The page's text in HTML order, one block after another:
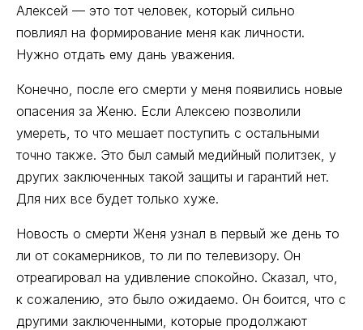
Алексей — это тот человек, который сильно
повлиял на формирование меня как личности.
Нужно отдать ему дань уважения.
Конечно, после его смерти у меня появились новые
опасения за Женю. Если Алексею позволили
умереть, то что мешает поступить с остальными
точно также. Это был самый медийный политзек, у
других заключенных такой защиты и гарантий нет.
Для них все будет только хуже.
Новость о смерти Женя узнал в первый же день то
ли от сокамерников, то ли по телевизору. Он
отреагировал на удивление спокойно. Сказал, что,
к сожалению, это было ожидаемо. Он боится, что с
другими заключенными, которые продолжают